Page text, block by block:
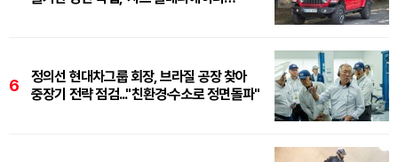
6
정의선 현대차그룹 회장, 브라질 공장 찾아
중장기 전략 점검..."친환경·수소로 정면돌파"